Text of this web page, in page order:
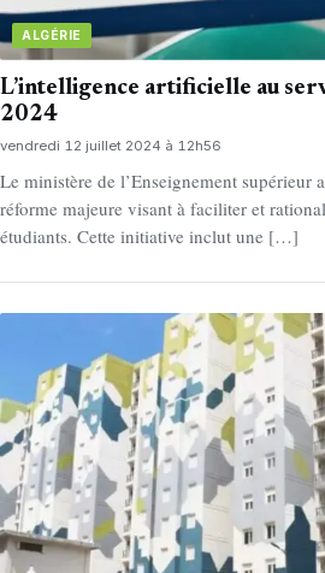
ALGÉRIE
L’intelligence artificielle au
2024
vendredi 12 juillet 2024 à 12h56
Le ministère de l’Enseignement supérieur
réforme majeure visant à faciliter et
étudiants. Cette initiative inclut une […]